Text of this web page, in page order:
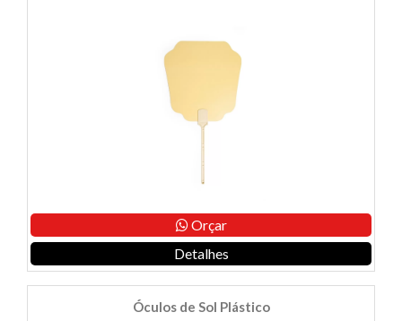
Orçar
Detalhes
Óculos de Sol Plástico